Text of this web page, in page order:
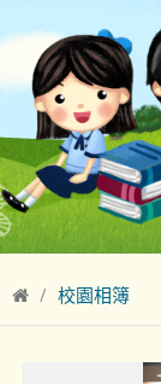
校園相簿